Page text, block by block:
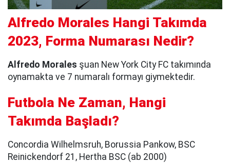
Alfredo Morales Hangi Takımda
2023, Forma Numarası Nedir?
Alfredo Morales şuan New York City FC takımında
oynamakta ve 7 numaralı formayı giymektedir.
Futbola Ne Zaman, Hangi
Takımda Başladı?
Concordia Wilhelmsruh, Borussia Pankow, BSC
Reinickendorf 21, Hertha BSC (ab 2000)